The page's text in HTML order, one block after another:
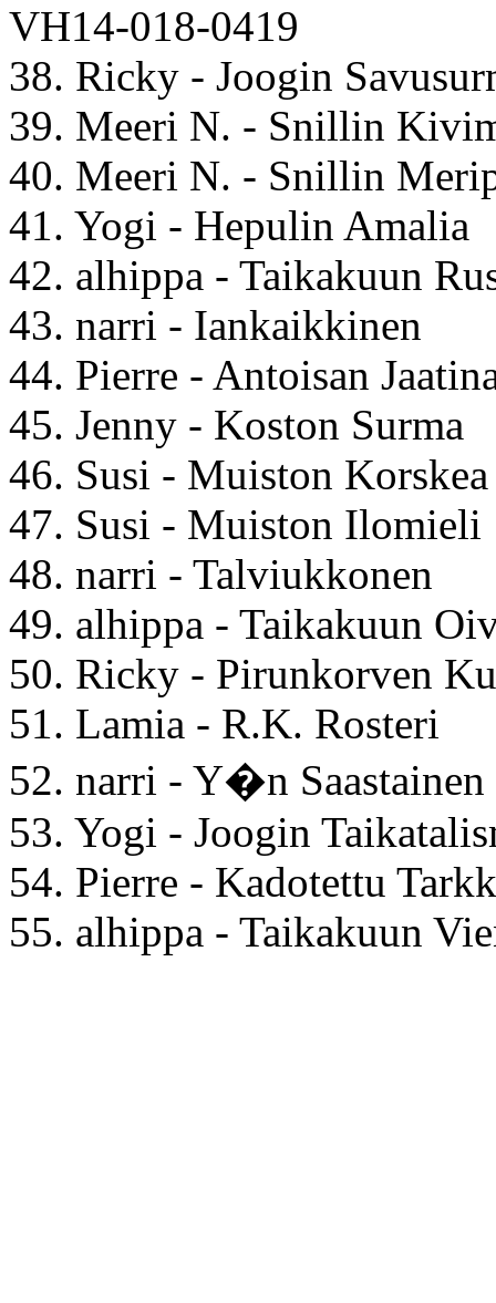
VH14-018-0419
38. Ricky - Joogin
39. Meeri N. - Snillin
40. Meeri N. - Snillin
41. Yogi - Hepulin Amalia
42. alhippa - Taikakuun
43. narri - Iankaikkinen
44. Pierre - Antoisan
45. Jenny - Koston Surma
46. Susi - Muiston Korskea
47. Susi - Muiston Ilomieli
48. narri - Talviukkonen
49. alhippa - Taikakuun
50. Ricky - Pirunkorven
51. Lamia - R.K. Rosteri
52. narri - Y�n Saastainen
53. Yogi - Joogin
54. Pierre - Kadotettu
55. alhippa - Taikakuun